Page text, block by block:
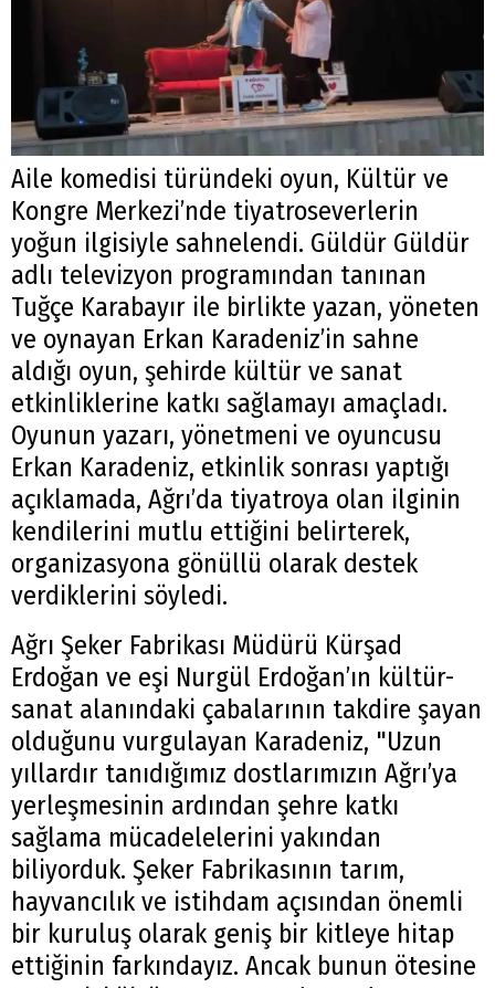
Aile komedisi türündeki oyun, Kültür ve
Kongre Merkezi’nde tiyatroseverlerin
yoğun ilgisiyle sahnelendi. Güldür Güldür
adlı televizyon programından tanınan
Tuğçe Karabayır ile birlikte yazan, yöneten
ve oynayan Erkan Karadeniz’in sahne
aldığı oyun, şehirde kültür ve sanat
etkinliklerine katkı sağlamayı amaçladı.
Oyunun yazarı, yönetmeni ve oyuncusu
Erkan Karadeniz, etkinlik sonrası yaptığı
açıklamada, Ağrı’da tiyatroya olan ilginin
kendilerini mutlu ettiğini belirterek,
organizasyona gönüllü olarak destek
verdiklerini söyledi.
Ağrı Şeker Fabrikası Müdürü Kürşad
Erdoğan ve eşi Nurgül Erdoğan’ın kültür-
sanat alanındaki çabalarının takdire şayan
olduğunu vurgulayan Karadeniz, "Uzun
yıllardır tanıdığımız dostlarımızın Ağrı’ya
yerleşmesinin ardından şehre katkı
sağlama mücadelelerini yakından
biliyorduk. Şeker Fabrikasının tarım,
hayvancılık ve istihdam açısından önemli
bir kuruluş olarak geniş bir kitleye hitap
ettiğinin farkındayız. Ancak bunun ötesine